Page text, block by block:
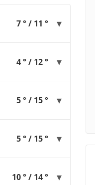
7 ° / 11 °
4 ° / 12 °
5 ° / 15 °
5 ° / 15 °
10 ° / 14 °